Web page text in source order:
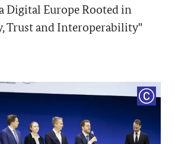
Digital Europe Rooted in
Trust and Interoperability"